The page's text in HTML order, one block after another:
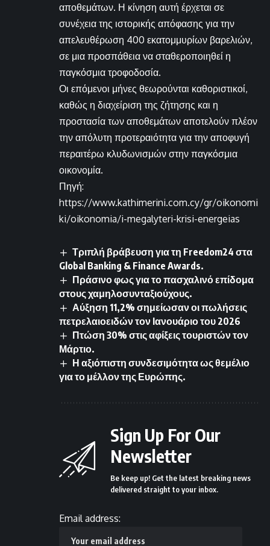
αποθεμάτων. Η κίνηση αυτή έρχεται σε
συνέχεια της ιστορικής απόφασης για την
απελευθέρωση 400 εκατομμυρίων βαρελιών,
σε μια προσπάθεια να σταθεροποιηθεί η
παγκόσμια τροφοδοσία.
Οι επόμενοι μήνες θεωρούνται καθοριστικοί,
καθώς η διαχείριση της ζήτησης και η
προστασία των αποθεμάτων αποτελούν πλέον
την απόλυτη προτεραιότητα για την αποφυγή
περαιτέρω κλυδωνισμών στην παγκόσμια
οικονομία.
Πηγή:
https://www.kathimerini.com.cy/gr/oikonomi
ki/oikonomia/i-megalyteri-krisi-energeias
Τριπλή βράβευση για τη Freedom24 στα
Global Banking & Finance Awards.
Πράσινο φως για το πασχαλινό επίδομα
στους χαμηλοσυνταξιούχους.
Αύξηση 11,2% σημείωσαν οι πωλήσεις
πετρελαιοειδών τον Ιανουάριο του 2026
Πτώση 30% στις αφίξεις τουριστών τον
Μάρτιο.
Η αξιόπιστη συνδεσιμότητα ως θεμέλιο
για το μέλλον της Ευρώπης.
Sign Up For Our
Newsletter
Be keep up! Get the latest breaking news
delivered straight to your inbox.
Email address: